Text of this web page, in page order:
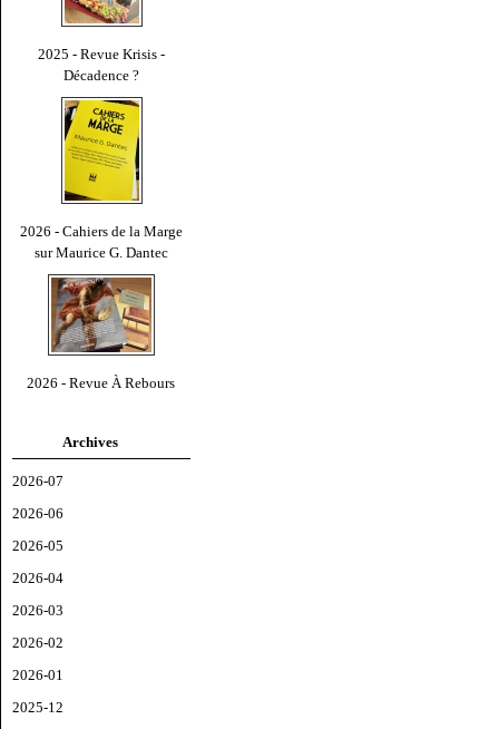
2025 - Revue Krisis -
Décadence ?
2026 - Cahiers de la Marge
sur Maurice G. Dantec
2026 - Revue À Rebours
Archives
2026-07
2026-06
2026-05
2026-04
2026-03
2026-02
2026-01
2025-12